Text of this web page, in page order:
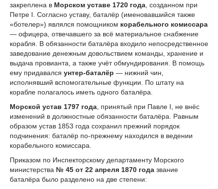
закреплена в Морском уставе 1720 года , созданном при
Петре I. Согласно уставу, баталёр (именовавшийся также
«ботелер») являлся помощником корабельного комиссара
— офицера, отвечавшего за всё материальное снабжение
корабля. В обязанности баталёра входило непосредственное
заведование денежным довольствием команды, хранение и
выдача провианта, а также учёт обмундирования. В помощь
ему придавался унтер-баталёр — нижний чин,
исполнявший вспомогательные функции. По штату на
корабле полагалось иметь одного баталёра.
Морской устав 1797 года , принятый при Павле I, не внёс
изменений в должностные обязанности баталёра. Равным
образом устав 1853 года сохранил прежний порядок
подчинения: баталёр по-прежнему находился в ведении
корабельного комиссара.
Приказом по Инспекторскому департаменту Морского
министерства № 45 от 22 апреля 1870 года звание
баталёра было разделено на две степени: